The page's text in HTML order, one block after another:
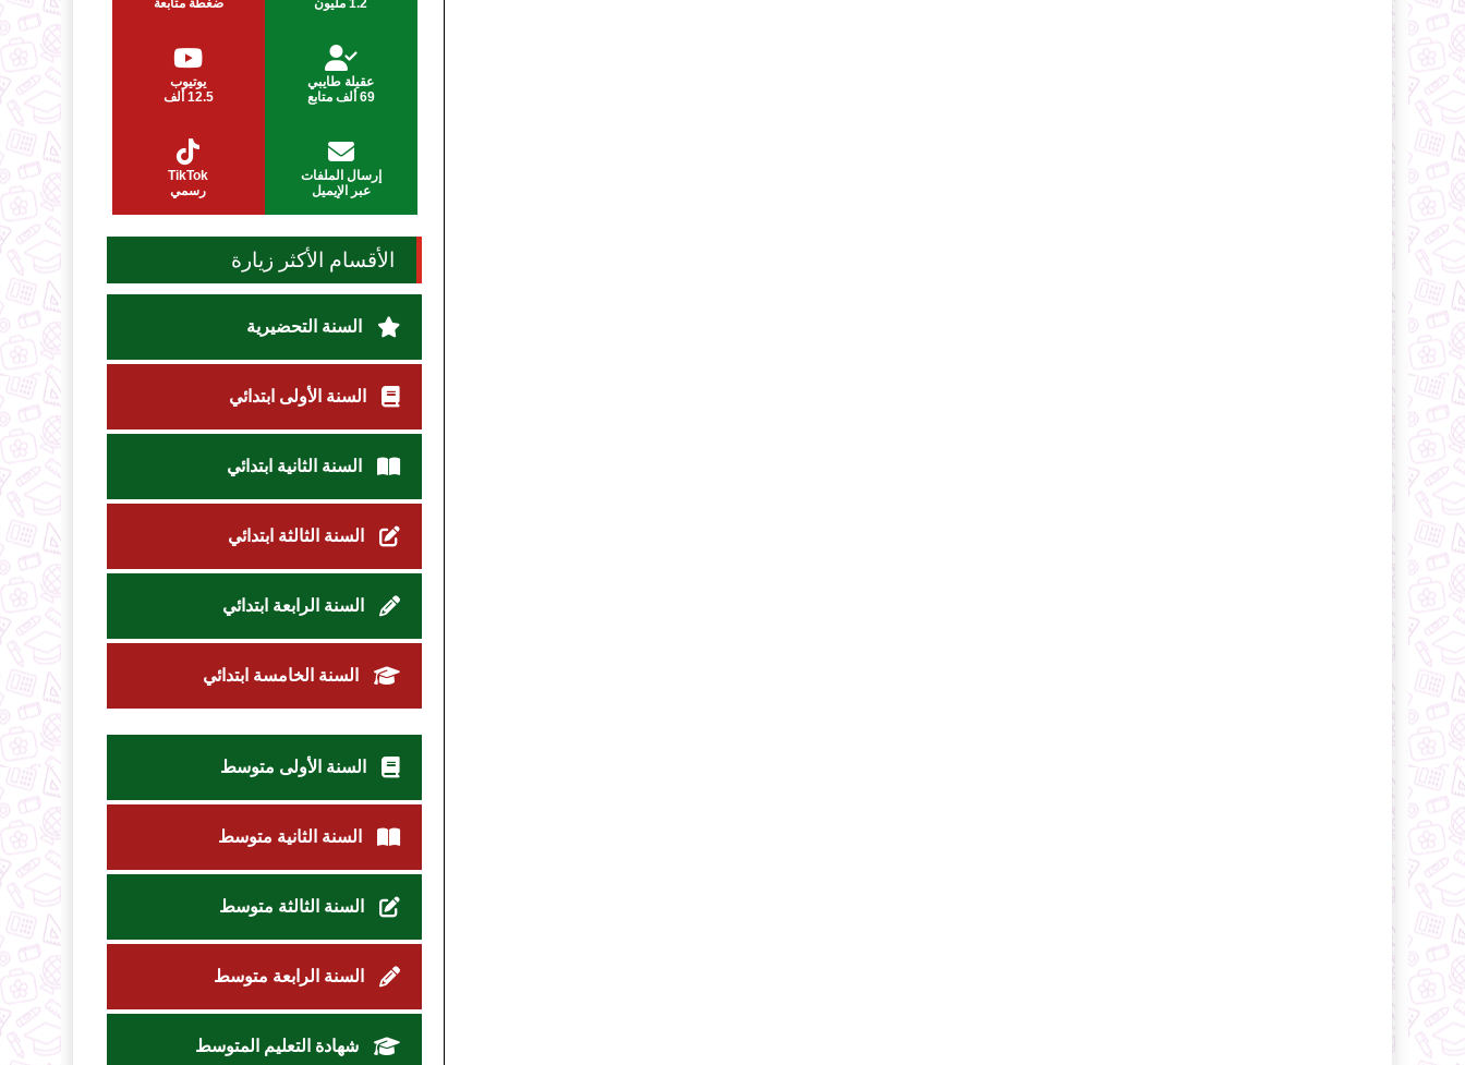
عقيلة طايبي
69 ألف متابع
يوتيوب
12.5 ألف
إرسال الملفات
عبر الإيميل
TikTok
رسمي
الأقسام الأكثر زيارة
السنة التحضيرية
السنة الأولى ابتدائي
السنة الثانية ابتدائي
السنة الثالثة ابتدائي
السنة الرابعة ابتدائي
السنة الخامسة ابتدائي
السنة الأولى متوسط
السنة الثانية متوسط
السنة الثالثة متوسط
السنة الرابعة متوسط
شهادة التعليم المتوسط